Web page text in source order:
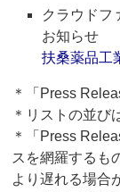
クラウドフ
お知らせ
扶桑薬品工
＊「Press
＊リストの並び
＊「Press
スを網羅するも
より遅れる場合